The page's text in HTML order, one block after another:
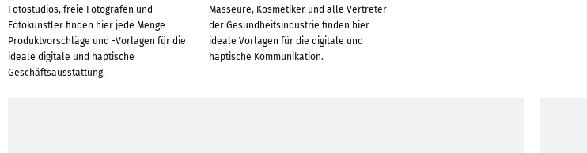
Fotostudios, freie Fotografen und
Fotokünstler finden hier jede Menge
Produktvorschläge und -Vorlagen für die
ideale digitale und haptische
Geschäftsausstattung.
Masseure, Kosmetiker und alle Vertreter
der Gesundheitsindustrie finden hier
ideale Vorlagen für die digitale und
haptische Kommunikation.